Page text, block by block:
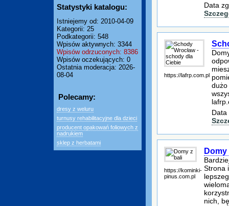
Statystyki katalogu:
Istniejemy od: 2010-04-09
Kategorii: 25
Podkategorii: 548
Wpisów aktywnych: 3344
Wpisów odrzuconych: 8386
Wpisów oczekujących: 0
Ostatnia moderacja: 2026-
08-04
Polecamy:
dresy z weluru
turnusy rehabilitacyjne dla dzieci
producent opakowań foliowych z
nadrukiem
sklep z herbatami
Data
https://lafrp.com.pl
dużo
Data
https://kominki-
pinus.com.pl
Domy
Strona
nich,